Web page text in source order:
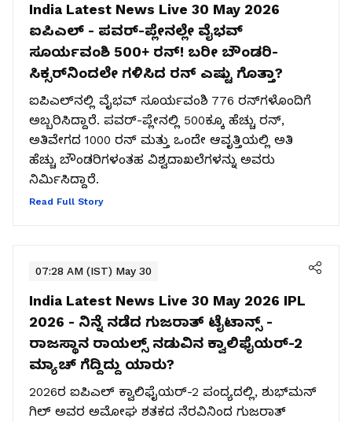
India Latest News Live 30 May 2026
ಐಪಿಎಲ್‌ - ಪವರ್‌-ಪ್ಲೇನಲ್ಲೇ ವೈಭವ್‌
ಸೂರ್ಯವಂಶಿ 500+ ರನ್‌! ಬರೀ ಬೌಂಡರಿ-
ಸಿಕ್ಸರ್‌ನಿಂದಲೇ ಗಳಿಸಿದ ರನ್ ಎಷ್ಟು ಗೊತ್ತಾ?
ಐಪಿಎಲ್‌ನಲ್ಲಿ ವೈಭವ್ ಸೂರ್ಯವಂಶಿ 776 ರನ್‌ಗಳೊಂದಿಗೆ
ಅಬ್ಬರಿಸಿದ್ದಾರೆ. ಪವರ್-ಪ್ಲೇನಲ್ಲಿ 500ಕ್ಕೂ ಹೆಚ್ಚು ರನ್,
ಅತಿವೇಗದ 1000 ರನ್ ಮತ್ತು ಒಂದೇ ಆವೃತ್ತಿಯಲ್ಲಿ ಅತಿ
ಹೆಚ್ಚು ಬೌಂಡರಿಗಳಂತಹ ವಿಶ್ವದಾಖಲೆಗಳನ್ನು ಅವರು
ನಿರ್ಮಿಸಿದ್ದಾರೆ.
Read Full Story
07:28 AM (IST) May 30
India Latest News Live 30 May 2026 IPL
2026 - ನಿನ್ನೆ ನಡೆದ ಗುಜರಾತ್ ಟೈಟಾನ್ಸ್ -
ರಾಜಸ್ಥಾನ ರಾಯಲ್ಸ್ ನಡುವಿನ ಕ್ವಾಲಿಫೈಯರ್-2
ಮ್ಯಾಚ್ ಗೆದ್ದಿದ್ದು ಯಾರು?
2026ರ ಐಪಿಎಲ್ ಕ್ವಾಲಿಫೈಯರ್‌-2 ಪಂದ್ಯದಲ್ಲಿ, ಶುಭ್‌ಮನ್‌
ಗಿಲ್ ಅವರ ಅಮೋಘ ಶತಕದ ನೆರವಿನಿಂದ ಗುಜರಾತ್